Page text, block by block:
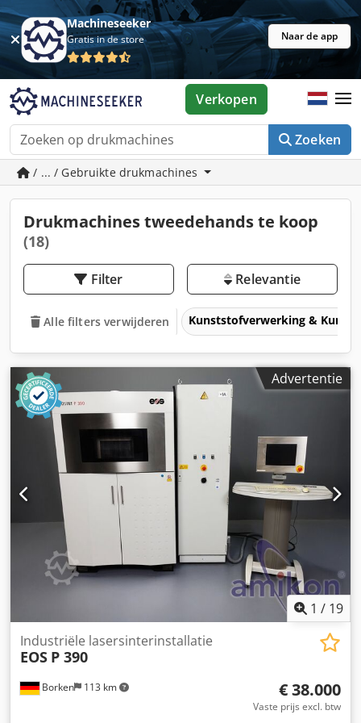
Machineseeker
Gratis in de store Naar de app
Zoeken
Verkopen
/ ... / Gebruikte drukmachines
Drukmachines tweedehands te koop
(18)
Filter Relevantie
Alle filters verwijderen Kunststofverwerking &
Advertentie
1 / 19
Borken 113 km
Industriële lasersinterinstallatie
EOS P 390
€ 38.000
Vaste prijs excl. btw